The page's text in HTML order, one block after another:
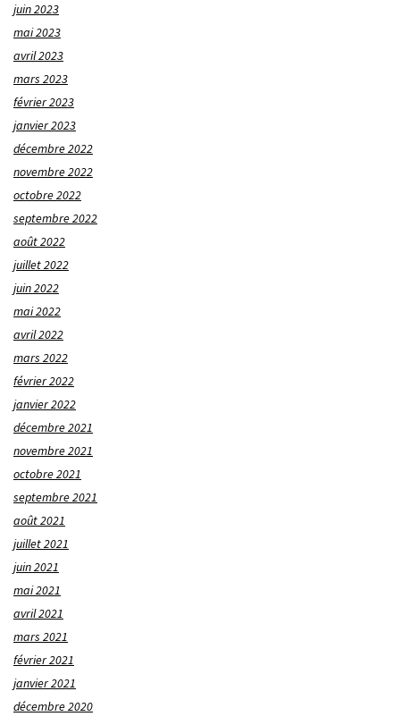
juin 2023
mai 2023
avril 2023
mars 2023
février 2023
janvier 2023
décembre 2022
novembre 2022
octobre 2022
septembre 2022
août 2022
juillet 2022
juin 2022
mai 2022
avril 2022
mars 2022
février 2022
janvier 2022
décembre 2021
novembre 2021
octobre 2021
septembre 2021
août 2021
juillet 2021
juin 2021
mai 2021
avril 2021
mars 2021
février 2021
janvier 2021
décembre 2020